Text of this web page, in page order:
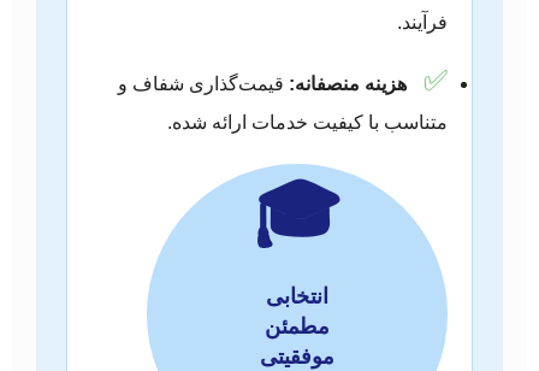
فرآیند.
✅ هزینه منصفانه: قیمت‌گذاری شفاف و
متناسب با کیفیت خدمات ارائه شده.
🎓
انتخابی
مطمئن
موفقیتی